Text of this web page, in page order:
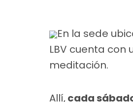
En la sede
LBV cuenta con
meditación.
Allí,cada